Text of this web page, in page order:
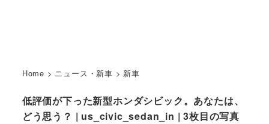
Home > ニュース・新車 > 新車
低評価が下った新型ホンダシビック。あなたは、
どう思う？ | us_civic_sedan_in | 3枚目の写真